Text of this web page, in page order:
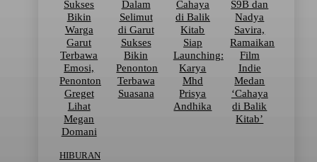
Sukses
Bikin
Warga
Garut
Terbawa
Emosi,
Penonton
Greget
Lihat
Megan
Domani
Dalam
Selimut
di Garut
Sukses
Bikin
Penonton
Terbawa
Suasana
Cahaya
di Balik
Kitab
Siap
Launching:
Karya
Mhd
Prisya
Andhika
S9B dan
Nadya
Savira,
Ramaikan
Film
Indie
Medan
‘Cahaya
di Balik
Kitab’
HIBURAN